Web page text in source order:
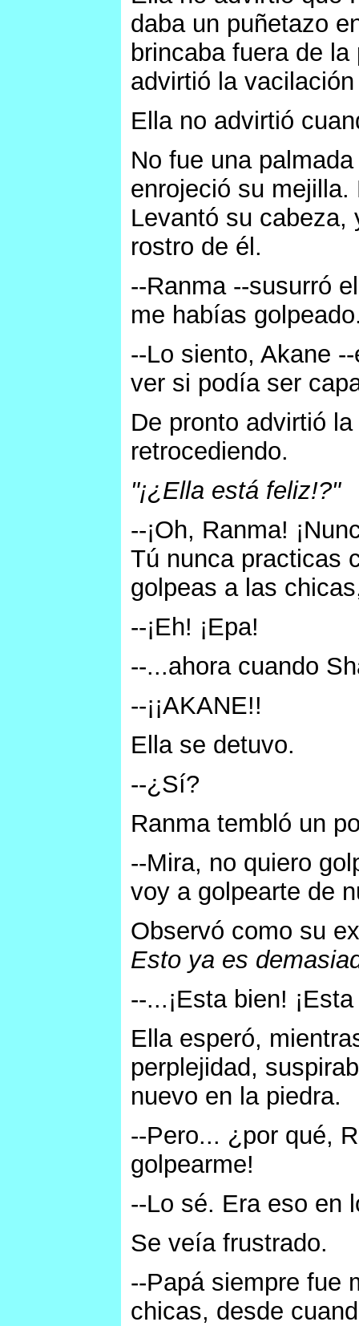
daba un puñetazo
brincaba fuera de
advirtió la
Ella no advirtió
No fue una
enrojeció su
Levantó su cabeza,
rostro de él.
--Ranma --susurró
me habías
--Lo siento, Akane
ver si podía ser
De pronto advirtió
retrocediendo.
"¡¿Ella está feliz!?"
--¡Oh, Ranma!
Tú nunca practicas
golpeas a las
--¡Eh! ¡Epa!
--...ahora cuando
--¡¡AKANE!!
Ella se detuvo.
--¿Sí?
Ranma tembló un
--Mira, no quiero
voy a golpearte de
Observó como su
Esto ya es
--...¡Esta bien!
Ella esperó,
perplejidad,
nuevo en la piedra.
--Pero... ¿por qué,
golpearme!
--Lo sé. Era eso en
Se veía frustrado.
--Papá siempre fue
chicas, desde